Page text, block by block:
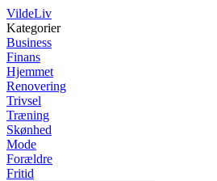
VildeLiv
Kategorier
Business
Finans
Hjemmet
Renovering
Trivsel
Træning
Skønhed
Mode
Forældre
Fritid